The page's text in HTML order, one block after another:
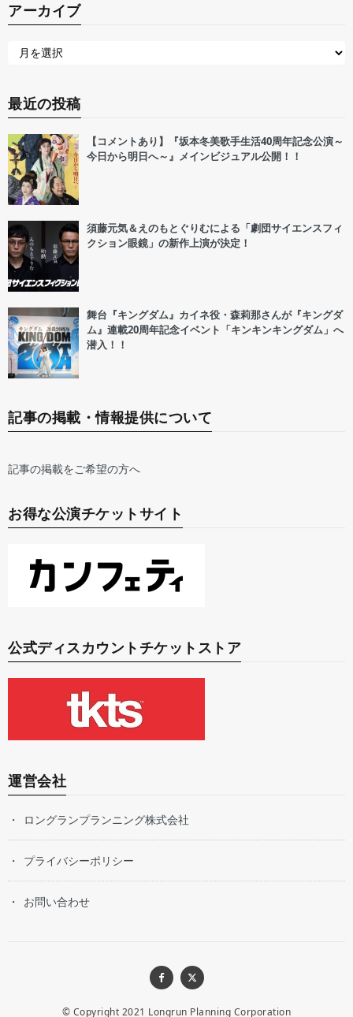
アーカイブ
最近の投稿
【コメントあり】『坂本冬美歌手生活40周年記念公演～
今日から明日へ～』メインビジュアル公開！！
須藤元気＆えのもとぐりむによる「劇団サイエンスフィ
クション眼鏡」の新作上演が決定！
舞台『キングダム』カイネ役・森莉那さんが『キングダ
ム』連載20周年記念イベント「キンキンキングダム」へ
潜入！！
記事の掲載・情報提供について
記事の掲載をご希望の方へ
お得な公演チケットサイト
公式ディスカウントチケットストア
運営会社
ロングランプランニング株式会社
プライバシーポリシー
お問い合わせ
© Copyright 2021 Longrun Planning Corporation